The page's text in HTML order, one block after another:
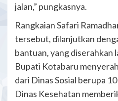
jalan,” pungkasnya.
Rangkaian Safari
tersebut, dilanjutkan
bantuan, yang diserahkan
Bupati Kotabaru
dari Dinas Sosial berupa
Dinas Kesehatan